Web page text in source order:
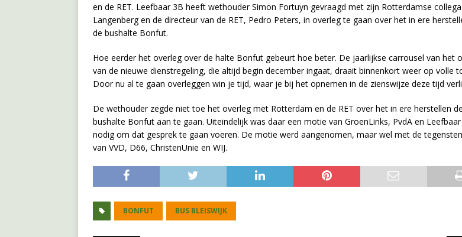
en de RET. Leefbaar 3B heeft wethouder Simon Fortuyn gevraagd met zijn Rotterdamse
Langenberg en de directeur van de RET, Pedro Peters, in overleg te gaan over het in ere
de bushalte Bonfut.
Hoe eerder het overleg over de halte Bonfut gebeurt hoe beter. De jaarlijkse carrousel van het
van de nieuwe dienstregeling, die altijd begin december ingaat, draait binnenkort weer op volle
Door nu al te gaan overleggen win je tijd, waar je bij het opnemen in de zienswijze deze tijd
De wethouder zegde niet toe het overleg met Rotterdam en de RET over het in ere herstellen de
bushalte Bonfut aan te gaan. Uiteindelijk was daar een motie van GroenLinks, PvdA en
nodig om dat gesprek te gaan voeren. De motie werd aangenomen, maar wel met de
van VVD, D66, ChristenUnie en WIJ.
BONFUT BUS BLEISWIJK